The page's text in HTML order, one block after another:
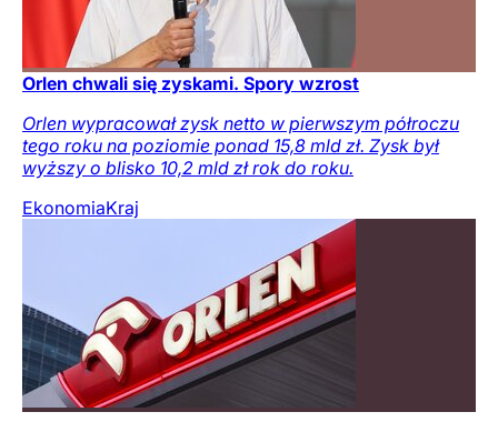
Orlen chwali się zyskami. Spory wzrost
Orlen wypracował zysk netto w pierwszym półroczu
tego roku na poziomie ponad 15,8 mld zł. Zysk był
wyższy o blisko 10,2 mld zł rok do roku.
EkonomiaKraj